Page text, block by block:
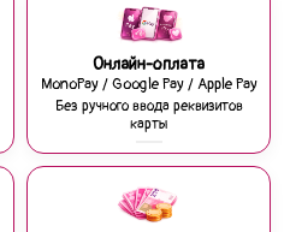
Онлайн-оплата
MonoPay / Google Pay / Apple Pay
Без ручного ввода реквизитов
карты